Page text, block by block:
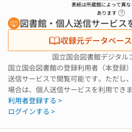
表紙は所蔵館によって異
あります
図書館・個人送信サービス
収録元データベー
国立国会図書館デジタル
国立国会図書館の登録利用者（本登録
送信サービスで閲覧可能です。ただし
場合は、個人送信サービスを利用できま
利用者登録する >
ログインする >